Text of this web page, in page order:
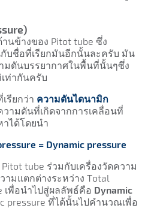
นข้างของ Pitot tube ซึ่ง
กับชื่อที่เรียกมันอีกนั้นละครับ มัน
มดันบรรยากาศในพื้นที่นั้นๆซึ่ง
ท่ากันครับ
รียกว่า ความดันไดนามิก
ามดันที่เกิดจากการเคลื่อนที่
าได้โดยนำ
= Dynamic pressure
tube ร่วมกับเครื่องวัดความ
มแตกต่างระหว่าง Total
เพื่อนำไปสู่ผลลัพธ์คือ Dynamic
pressure ที่ได้นั้นไปคำนวณเพื่อ